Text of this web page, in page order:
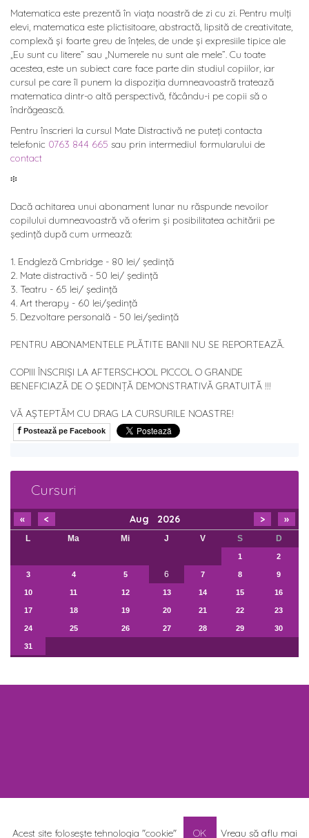
Matematica este prezentă în viața noastră de zi cu zi. Pentru mulți
elevi, matematica este plictisitoare, abstractă, lipsită de creativitate,
complexă și foarte greu de înțeles, de unde și expresiile tipice ale
„Eu sunt cu litere” sau „Numerele nu sunt ale mele”. Cu toate
acestea, este un subiect care face parte din studiul copiilor, iar
cursul pe care îl punem la dispoziția dumneavoastră tratează
matematica dintr-o altă perspectivă, făcându-i pe copii să o
îndrăgească.
Pentru înscrieri la cursul Mate Distractivă ne puteți contacta
telefonic 0763 844 665 sau prin intermediul formularului de
contact
፨
Dacă achitarea unui abonament lunar nu răspunde nevoilor
copilului dumneavoastră vă oferim și posibilitatea achitării pe
ședință după cum urmează:
1. Endgleză Cmbridge - 80 lei/ ședință
2. Mate distractivă - 50 lei/ ședință
3. Teatru - 65 lei/ ședință
4. Art therapy - 60 lei/ședință
5. Dezvoltare personală - 50 lei/ședință
PENTRU ABONAMENTELE PLĂTITE BANII NU SE REPORTEAZĂ.
COPIII ÎNSCRIȘI LA AFTERSCHOOL PICCOL O GRANDE
BENEFICIAZĂ DE O ȘEDINȚĂ DEMONSTRATIVĂ GRATUITĂ !!!
VĂ AȘTEPTĂM CU DRAG LA CURSURILE NOASTRE!
f Postează pe Facebook
Cursuri
« < Aug 2026 > »
L Ma Mi J V S D
1 2
3 4 5 6 7 8 9
10 11 12 13 14 15 16
17 18 19 20 21 22 23
24 25 26 27 28 29 30
31
Acest site folosește tehnologia "cookie" OK Vreau să aflu mai